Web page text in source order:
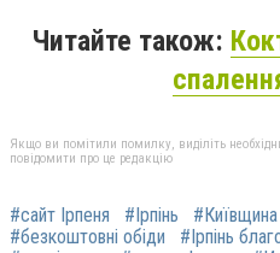
Читайте також:
Якщо ви помітили помилку, виділіть
повідомити про це редакцію
#сайт Ірпеня #Ірпінь #Київщина
#безкоштовні обіди
#Ірпінь